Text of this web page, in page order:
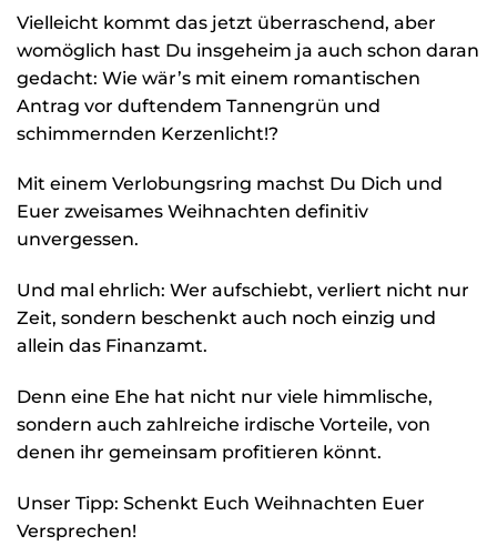
Vielleicht kommt das jetzt überraschend, aber
womöglich hast Du insgeheim ja auch schon daran
gedacht: Wie wär’s mit einem romantischen
Antrag vor duftendem Tannengrün und
schimmernden Kerzenlicht!?
Mit einem Verlobungsring machst Du Dich und
Euer zweisames Weihnachten definitiv
unvergessen.
Und mal ehrlich: Wer aufschiebt, verliert nicht nur
Zeit, sondern beschenkt auch noch einzig und
allein das Finanzamt.
Denn eine Ehe hat nicht nur viele himmlische,
sondern auch zahlreiche irdische Vorteile, von
denen ihr gemeinsam profitieren könnt.
Unser Tipp: Schenkt Euch Weihnachten Euer
Versprechen!